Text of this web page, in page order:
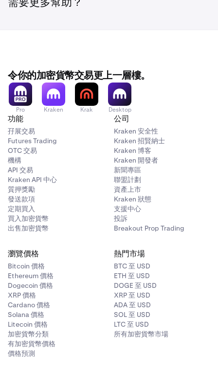
需要更多幫助？
令你的加密貨幣交易更上一層樓。
Pro Kraken Krak Desktop
功能
孖展交易
Futures Trading
OTC 交易
機構
API 交易
Kraken API 中心
質押獎勵
發送款項
定期買入
買入加密貨幣
出售加密貨幣
公司
Kraken 安全性
Kraken 招賢納士
Kraken 博客
Kraken 開發者
新聞專區
聯盟計劃
資產上市
Kraken 狀態
支援中心
投訴
Breakout Prop Trading
瀏覽價格
Bitcoin 價格
Ethereum 價格
Dogecoin 價格
XRP 價格
Cardano 價格
Solana 價格
Litecoin 價格
加密貨幣分類
有加密貨幣價格
價格預測
熱門市場
BTC 至 USD
ETH 至 USD
DOGE 至 USD
XRP 至 USD
ADA 至 USD
SOL 至 USD
LTC 至 USD
所有加密貨幣市場